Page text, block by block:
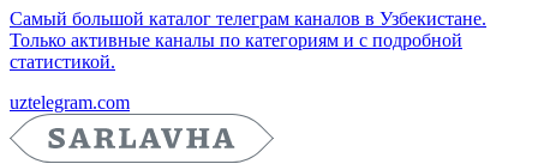
Самый большой каталог телеграм каналов в Узбекистане.
Только активные каналы по категориям и с подробной
статистикой.
uztelegram.com